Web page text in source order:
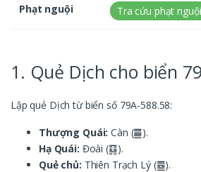
Phạt nguội Tra cứu phạt
1. Quẻ Dịch cho biển
Lập quẻ Dịch từ biển số 79A-588.58:
Thượng Quái: Càn (䷀).
Hạ Quái: Đoài (䷃).
Quẻ chủ: Thiên Trạch Lý (䷉).